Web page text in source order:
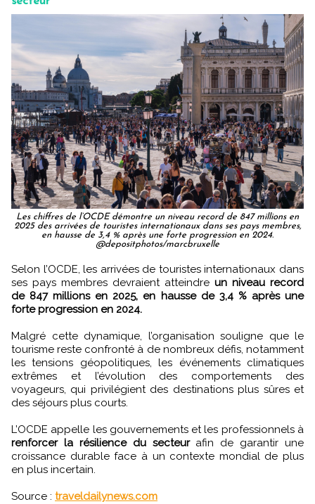
Les chiffres de l’OCDE démontre un niveau record de 847 millions en
2025 des arrivées de touristes internationaux dans ses pays membres,
en hausse de 3,4 % après une forte progression en 2024.
@depositphotos/marcbruxelle
Selon l’OCDE, les arrivées de touristes internationaux dans
ses pays membres devraient atteindre un niveau record
de 847 millions en 2025, en hausse de 3,4 % après une
forte progression en 2024.
Malgré cette dynamique, l’organisation souligne que le
tourisme reste confronté à de nombreux défis, notamment
les tensions géopolitiques, les événements climatiques
extrêmes et l’évolution des comportements des
voyageurs, qui privilégient des destinations plus sûres et
des séjours plus courts.
L’OCDE appelle les gouvernements et les professionnels à
renforcer la résilience du secteurafin de garantir une
croissance durable face à un contexte mondial de plus
en plus incertain.
Source : traveldailynews.com